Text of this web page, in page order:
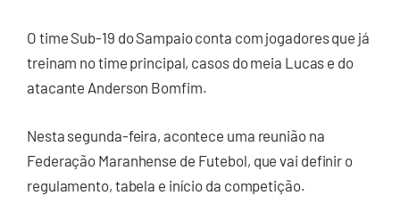
O time Sub-19 do Sampaio conta com jogadores que já
treinam no time principal, casos do meia Lucas e do
atacante Anderson Bomfim.
Nesta segunda-feira, acontece uma reunião na
Federação Maranhense de Futebol, que vai definir o
regulamento, tabela e início da competição.